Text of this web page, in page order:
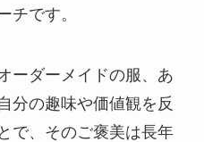
チです。
ーダーメイドの服、あ
分の趣味や価値観を反
で、そのご褒美は長年